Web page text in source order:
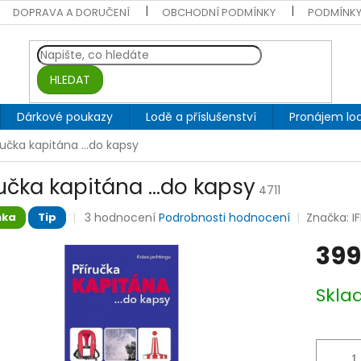
DOPRAVA A DORUČENÍ OBCHODNÍ PODMÍNKY
HLEDAT
Dárkové poukazy Lodě a příslušenství Pronájem
kapitána ...do kapsy
kapitána ...do kapsy 4711
Tip
Průměrné
produktu
je
5,0
z
hvězdiček.
3 hodnocení Podrobnosti hodnocení Značka:
cena: